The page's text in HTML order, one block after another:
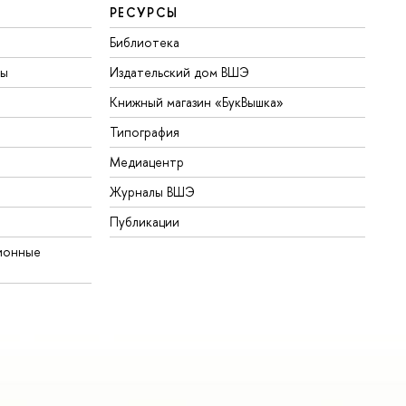
РЕСУРСЫ
Библиотека
Издательский дом ВШЭ
Книжный магазин «БукВышка»
Типография
Медиацентр
Журналы ВШЭ
Публикации